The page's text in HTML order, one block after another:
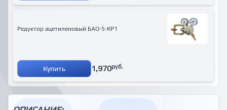
Редуктор ацетиленовый БАО-5-КР1
Купить 1,970руб.